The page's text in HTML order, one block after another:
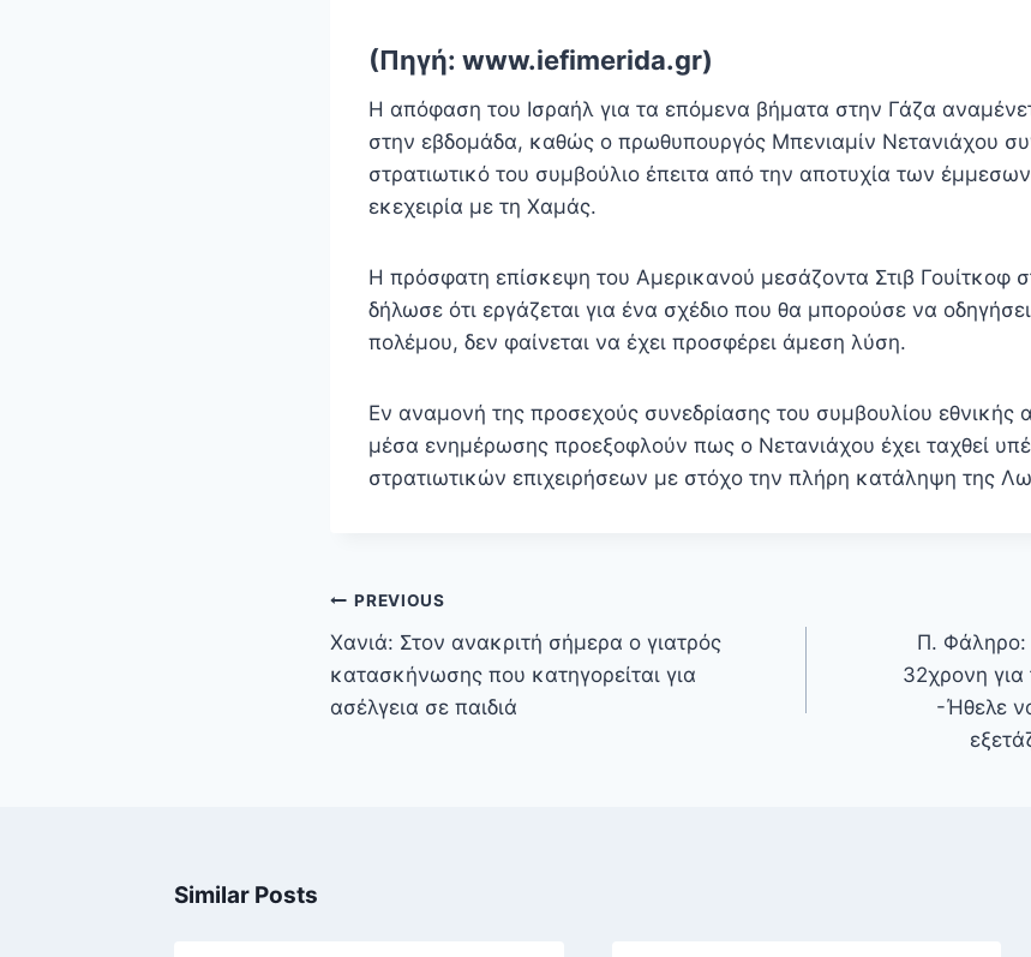
(Πηγή: www.iefimerida.gr)
Η απόφαση του Ισραήλ για τα επόμενα βήματα στην Γάζα
στην εβδομάδα, καθώς ο πρωθυπουργός Μπενιαμίν Νετανιάχου
στρατιωτικό του συμβούλιο έπειτα από την αποτυχία των
εκεχειρία με τη Χαμάς.
Η πρόσφατη επίσκεψη του Αμερικανού μεσάζοντα Στιβ Γουίτκοφ
δήλωσε ότι εργάζεται για ένα σχέδιο που θα μπορούσε να
πολέμου, δεν φαίνεται να έχει προσφέρει άμεση λύση.
Εν αναμονή της προσεχούς συνεδρίασης του συμβουλίου εθνικής
μέσα ενημέρωσης προεξοφλούν πως ο Νετανιάχου έχει ταχθεί
στρατιωτικών επιχειρήσεων με στόχο την πλήρη κατάληψη της
Πλοήγηση
άρθρων
PREVIOUS
Χανιά: Στον ανακριτή σήμερα ο γιατρός
κατασκήνωσης που κατηγορείται για
ασέλγεια σε παιδιά
Π. Φάληρο:
32χρονη
-Ήθελε
Similar Posts